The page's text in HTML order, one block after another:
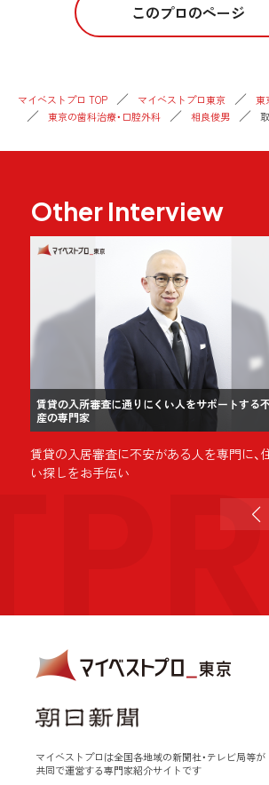
このプロのページ
マイベストプロ TOP マイベストプロ東京
東
東京の歯科治療・口腔外科
相良俊男
Other Interview
賃貸の入所審査に通りにくい人をサポートする
産の専門家
賃貸の入居審査に不安がある人を専門に、
い探しをお手伝い
マイベストプロは全国各地域の新聞社・テレビ局等が
共同で運営する専門家紹介サイトです